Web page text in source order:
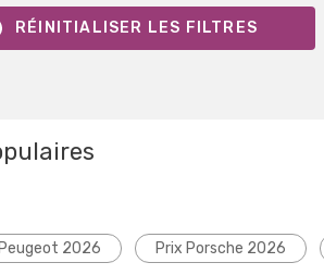
RÉINITIALISER LES FILTRES
2026 Prix Porsche 2026